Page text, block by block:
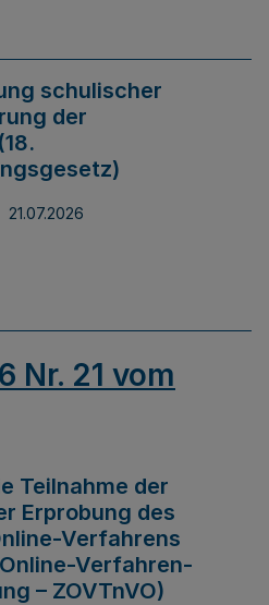
schulischer
der
21.07.2026
Nr. 21 vom
Teilnahme der
Erprobung des
Verfahrens
Verfahren-
– ZOVTnVO)